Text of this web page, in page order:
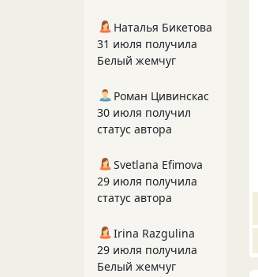
Наталья Бикетова
31 июля получила
Белый жемчуг
Роман Цивинскас
30 июля получил
статус автора
Svetlana Efimova
29 июля получила
статус автора
Irina Razgulina
29 июля получила
Белый жемчуг